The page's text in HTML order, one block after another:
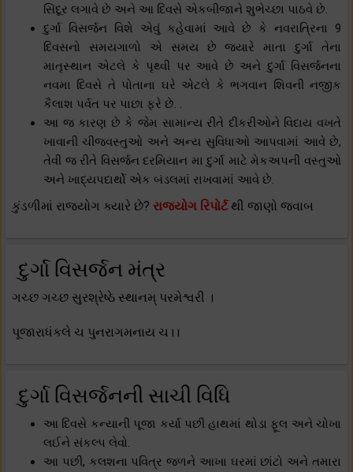
સિંદૂર લગાવે છે અને આ દિવસે એકબીજાને શુભેચ્છા પાઠવે છે.
દુર્ગા વિસર્જન વિશે એવું કહેવામાં આવે છે કે નવરાત્રિના 9
દિવસનો સમયગાળો એ સમય છે જ્યારે માતા દુર્ગા તેના
માતૃસ્થાન એટલે કે પૃથ્વી પર આવે છે અને દુર્ગા વિસર્જનના
નવમા દિવસે તે પોતાના ઘરે એટલે કે ભગવાન શિવની નજીક
કૈલાશ પર્વત પર પાછા ફરે છે. .
આ જ કારણ છે કે જેમ સામાન્ય રીતે દીકરીઓને વિદાય વખતે
ખાવાની ચીજવસ્તુઓ અને અન્ય સુવિધાઓ આપવામાં આવે છે,
તેવી જ રીતે વિસર્જન દરમિયાન મા દુર્ગા માટે મેકઅપની વસ્તુઓ
અને ખાદ્યપદાર્થો એક બંડલમાં રાખવામાં આવે છે.
કુંડળીમાં રાજયોગ ક્યારે છે? રાજયોગ રિપોર્ટથી જાણો જવાબ
દુર્ગા વિસર્જન મંત્ર
ગચ્છ ગચ્છ સુરશ્રેષ્ઠે સ્થાનમ્ પરમેશ્વરી ।
પૂજારાધંકલે ચ પુનરાગમનાય ચ।।
દુર્ગા વિસર્જનની સાચી વિધિ
આ દિવસે કન્યાની પૂજા કર્યા પછી હાથમાં થોડા ફૂલ અને ચોખા
લઈને સંકલ્પ લેવો.
આ પછી, કલશના પવિત્ર જળને આખા ઘરમાં છાંટો અને તમારા